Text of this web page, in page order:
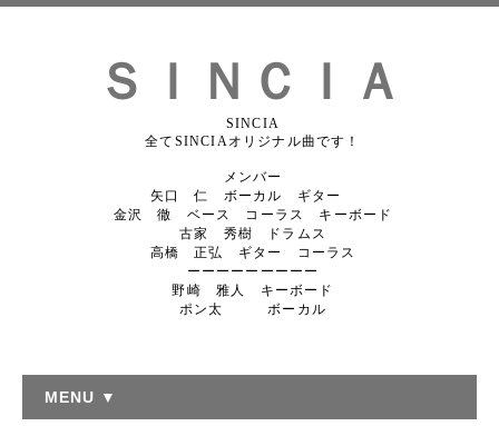
ＳＩＮＣＩＡ
SINCIA
全てSINCIAオリジナル曲です！
メンバー
矢口 仁 ボーカル ギター
金沢 徹 ベース コーラス キーボード
古家 秀樹 ドラムス
高橋 正弘 ギター コーラス
ーーーーーーーーー
野崎 雅人 キーボード
ポン太 ボーカル
MENU ▼